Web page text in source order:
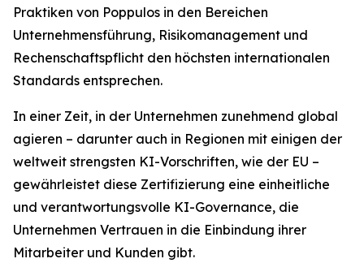
Praktiken von Poppulos in den Bereichen
Unternehmensführung, Risikomanagement und
Rechenschaftspflicht den höchsten internationalen
Standards entsprechen.
In einer Zeit, in der Unternehmen zunehmend global
agieren – darunter auch in Regionen mit einigen der
weltweit strengsten KI-Vorschriften, wie der EU –
gewährleistet diese Zertifizierung eine einheitliche
und verantwortungsvolle KI-Governance, die
Unternehmen Vertrauen in die Einbindung ihrer
Mitarbeiter und Kunden gibt.